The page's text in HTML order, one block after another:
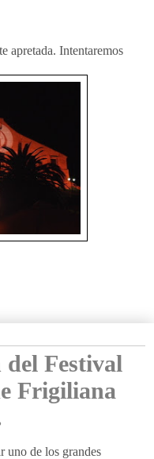
apretada. Intentaremos
Festival
Frigiliana
uno de los grandes